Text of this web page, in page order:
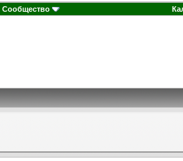
Сообщество